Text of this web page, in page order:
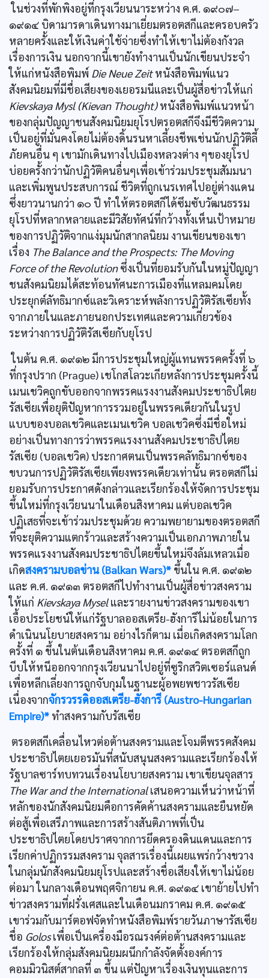
ในช่วงที่พักพิงอยู่ที่กรุงเวียนนาระหว่าง ค.ศ. ๑๙๐๗–
๑๙๑๔ บิดามารดาเดินทางมาเยี่ยมตรอตสกีและครอบครัว
หลายครั้งและให้เงินค่าใช้จ่ายซึ่งทำให้เขาไม่ต้องกังวล
เรื่องการเงิน นอกจากนี้เขายังทำงานเป็นนักเขียนประจำ
ให้แก่หนังสือพิมพ์ Die Neue Zeitหนังสือพิมพ์แนว
สังคมนิยมที่มีชื่อเสียงของเยอรมนีและเป็นผู้สื่อข่าวให้แก่
Kievskaya Mysl (Kievan Thought)หนังสือพิมพ์แนวหน้า
ของกลุ่มปัญญาชนสังคมนิยมยุโรปตรอตสกีจึงมีชีวิตความ
เป็นอยู่ที่มั่นคงโดยไม่ต้องดิ้นรนหาเลี้ยงชีพเช่นนักปฏิวัติลี้
ภัยคนอื่น ๆ เขามักเดินทางไปเมืองหลวงต่าง ๆของยุโรป
บ่อยครั้งกว่านักปฏิวัติคนอื่นๆเพื่อเข้าร่วมประชุมสัมมนา
และเพิ่มพูนประสบการณ์ ชีวิตที่ถูกเนรเทศไปอยู่ต่างแดน
ซึ่งยาวนานกว่า ๑๐ ปี ทำให้ตรอตสกีได้ซึมซับวัฒนธรรม
ยุโรปที่หลากหลายและมีวิสัยทัศน์ที่กว้างทั้งเห็นเป้าหมาย
ของการปฏิวัติจากแง่มุมนักสากลนิยม งานเขียนของเขา
เรื่อง The Balance and the Prospects: The Moving
Force of the Revolutionซึ่งเป็นที่ยอมรับกันในหมู่ปัญญา
ชนสังคมนิยมได้สะท้อนทัศนะการเมืองที่แหลมคมโดย
ประยุกต์ลัทธิมากซ์และวิเคราะห์พลังการปฏิวัติรัสเซียทั้ง
จากภายในและภายนอกประเทศและความเกี่ยวข้อง
ระหว่างการปฏิวัติรัสเซียกับยุโรป
ในต้น ค.ศ. ๑๙๑๒ มีการประชุมใหญ่ผู้แทนพรรคครั้งที่ ๖
ที่กรุงปราก (Prague) เชโกสโลวะเกียหลังการประชุมครั้งนี้
เมนเชวิคถูกขับออกจากพรรคแรงงานสังคมประชาธิปไตย
รัสเซียเพื่อยุติปัญหาการรวมอยู่ในพรรคเดียวกันในรูป
แบบของบอลเชวิคและเมนเชวิค บอลเชวิคซึ่งมีชื่อใหม่
อย่างเป็นทางการว่าพรรคแรงงานสังคมประชาธิปไตย
รัสเซีย (บอลเชวิค) ประกาศตนเป็นพรรคลัทธิมากซ์ของ
ขบวนการปฏิวัติรัสเซียเพียงพรรคเดียวเท่านั้น ตรอตสกีไม่
ยอมรับการประกาศดังกล่าวและเรียกร้องให้จัดการประชุม
ขึ้นใหม่ที่กรุงเวียนนาในเดือนสิงหาคม แต่บอลเชวิค
ปฏิเสธที่จะเข้าร่วมประชุมด้วย ความพยายามของตรอตสกี
ที่จะยุติความแตกร้าวและสร้างความเป็นเอกภาพภายใน
พรรคแรงงานสังคมประชาธิปไตยขึ้นใหม่จึงล้มเหลวเมื่อ
เกิดสงครามบอลข่าน (Balkan Wars)* ขึ้นใน ค.ศ. ๑๙๑๒
และ ค.ศ. ๑๙๑๓ ตรอตสกีไปทำงานเป็นผู้สื่อข่าวสงคราม
ให้แก่ Kievskaya Myselและรายงานข่าวสงครามของเขา
เอื้อประโยชน์ให้แก่รัฐบาลออสเตรีย-ฮังการีไม่น้อยในการ
ดำเนินนโยบายสงคราม อย่างไรก็ตาม เมื่อเกิดสงครามโลก
ครั้งที่ ๑ ขึ้นในต้นเดือนสิงหาคม ค.ศ. ๑๙๑๔ ตรอตสกีถูก
บีบให้หนีออกจากกรุงเวียนนาไปอยู่ที่ซูริกสวิตเซอร์แลนด์
เพื่อหลีกเลี่ยงการถูกจับกุมในฐานะผู้อพยพชาวรัสเซีย
เนื่องจากจักรวรรดิออสเตรีย-ฮังการี (Austro-Hungarian
Empire)* ทำสงครามกับรัสเซีย
ตรอตสกีเคลื่อนไหวต่อต้านสงครามและโจมตีพรรคสังคม
ประชาธิปไตยเยอรมันที่สนับสนุนสงครามและเรียกร้องให้
รัฐบาลซาร์ทบทวนเรื่องนโยบายสงคราม เขาเขียนจุลสาร
The War and the Internationalเสนอความเห็นว่าหน้าที่
หลักของนักสังคมนิยมคือการคัดค้านสงครามและยืนหยัด
ต่อสู้เพื่อเสรีภาพและการสร้างสันติภาพที่เป็น
ประชาธิปไตยโดยปราศจากการยึดครองดินแดนและการ
เรียกค่าปฏิกรรมสงคราม จุลสารเรื่องนี้เผยแพร่กว้างขวาง
ในกลุ่มนักสังคมนิยมยุโรปและสร้างชื่อเสียงให้เขาไม่น้อย
ต่อมา ในกลางเดือนพฤศจิกายน ค.ศ. ๑๙๑๔ เขาย้ายไปทำ
ข่าวสงครามที่ฝรั่งเศสและในเดือนมกราคม ค.ศ. ๑๙๑๕
เขาร่วมกับมาร์ตอฟจัดทำหนังสือพิมพ์รายวันภาษารัสเซีย
ชื่อ Golosเพื่อเป็นเครื่องมือรณรงค์ต่อต้านสงครามและ
เรียกร้องให้กลุ่มสังคมนิยมผนึกกำลังจัดตั้งองค์การ
คอมมิวนิสต์สากลที่ ๓ ขึ้น แต่ปัญหาเรื่องเงินทุนและการ